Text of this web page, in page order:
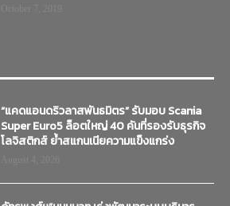
“แคดแอนดริวลาสพันธมิตร” รับมอบ Scania
Super Euro5 ล็อตใหญ่ 40 คันที่รองรับธุรกิจ
โลจิสติกส์ ย้ำสแกนเนียความแข็งแกร่ง